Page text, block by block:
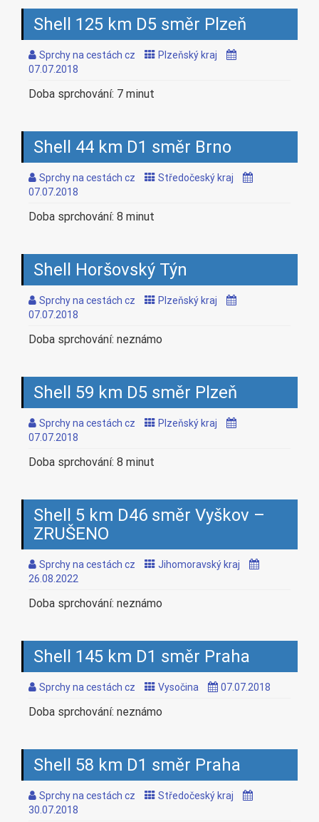
Shell 125 km D5 směr Plzeň
Sprchy na cestách cz
Plzeňský kraj
07.07.2018
Doba sprchování: 7 minut
Shell 44 km D1 směr Brno
Sprchy na cestách cz
Středočeský kraj
07.07.2018
Doba sprchování: 8 minut
Shell Horšovský Týn
Sprchy na cestách cz
Plzeňský kraj
07.07.2018
Doba sprchování: neznámo
Shell 59 km D5 směr Plzeň
Sprchy na cestách cz
Plzeňský kraj
07.07.2018
Doba sprchování: 8 minut
Shell 5 km D46 směr Vyškov –
ZRUŠENO
Sprchy na cestách cz
Jihomoravský kraj
26.08.2022
Doba sprchování: neznámo
Shell 145 km D1 směr Praha
Sprchy na cestách cz Vysočina 07.07.2018
Doba sprchování: neznámo
Shell 58 km D1 směr Praha
Sprchy na cestách cz
Středočeský kraj
30.07.2018